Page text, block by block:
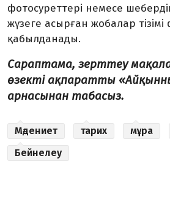
фотосуреттері немесе
жүзеге асырған жобалар
қабылданады.
Сараптама, зерттеу
өзекті ақпаратты
арнасынан табасыз.
Мәдениет тарих мұра
Бейнелеу